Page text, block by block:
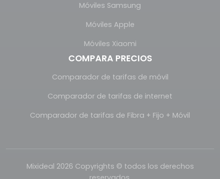
Móviles Samsung
Móviles Apple
Móviles Xiaomi
COMPARA PRECIOS
Comparador de tarifas de móvil
Comparador de tarifas de internet
Comparador de tarifas de Fibra + Fijo + Móvil
Mixideal 2026 Copyrights © todos los derechos